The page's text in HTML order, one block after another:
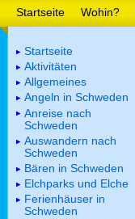
Startseite Wohin?
Startseite
Aktivitäten
Allgemeines
Angeln in Schweden
Anreise nach
Schweden
Auswandern nach
Schweden
Bären in Schweden
Elchparks und Elche
Ferienhäuser in
Schweden